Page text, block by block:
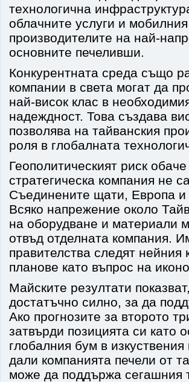
технологична
облачните услуги и
производителите на най-
основните печеливши.
Конкурентната среда също
компании в света могат да
най-висок клас в
надеждност. Това създава
позволява на тайванския
роля в глобалната
Геополитическият риск
стратегическа компания не
Съединените щати, Европа и
Всяко напрежение около
на оборудване и материали
отвъд отделната компания.
правителства следят нейния
планове като въпрос на
Майските резултати
достатъчно силно, за да
Ако прогнозите за второто
затвърди позицията си като
глобалния бум в
дали компанията печели от
може да поддържа сегашния